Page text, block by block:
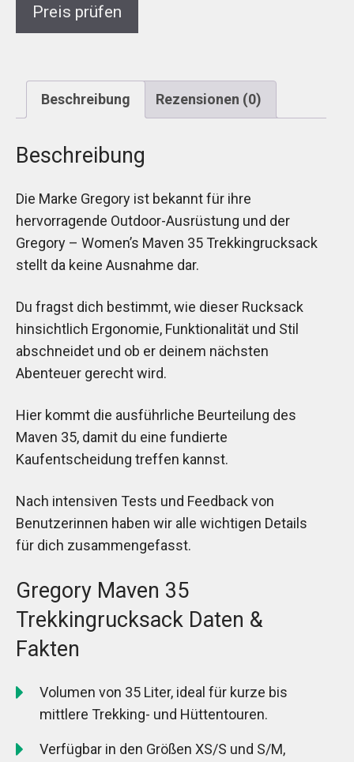
Preis prüfen
Beschreibung Rezensionen (0)
Beschreibung
Die Marke Gregory ist bekannt für ihre
hervorragende Outdoor-Ausrüstung und der
Gregory – Women’s Maven 35 Trekkingrucksack
stellt da keine Ausnahme dar.
Du fragst dich bestimmt, wie dieser Rucksack
hinsichtlich Ergonomie, Funktionalität und Stil
abschneidet und ob er deinem nächsten
Abenteuer gerecht wird.
Hier kommt die ausführliche Beurteilung des
Maven 35, damit du eine fundierte
Kaufentscheidung treffen kannst.
Nach intensiven Tests und Feedback von
Benutzerinnen haben wir alle wichtigen Details
für dich zusammengefasst.
Gregory Maven 35
Trekkingrucksack Daten &
Fakten
Volumen von 35 Liter, ideal für kurze bis
mittlere Trekking- und Hüttentouren.
Verfügbar in den Größen XS/S und S/M,